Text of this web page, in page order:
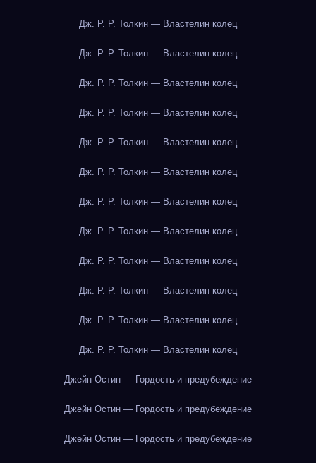
Дж. Р. Р. Толкин — Властелин колец
Дж. Р. Р. Толкин — Властелин колец
Дж. Р. Р. Толкин — Властелин колец
Дж. Р. Р. Толкин — Властелин колец
Дж. Р. Р. Толкин — Властелин колец
Дж. Р. Р. Толкин — Властелин колец
Дж. Р. Р. Толкин — Властелин колец
Дж. Р. Р. Толкин — Властелин колец
Дж. Р. Р. Толкин — Властелин колец
Дж. Р. Р. Толкин — Властелин колец
Дж. Р. Р. Толкин — Властелин колец
Дж. Р. Р. Толкин — Властелин колец
Джейн Остин — Гордость и предубеждение
Джейн Остин — Гордость и предубеждение
Джейн Остин — Гордость и предубеждение